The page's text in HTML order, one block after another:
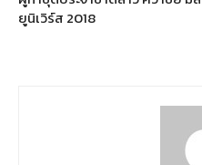
ยูนิเวิร์ส 2018